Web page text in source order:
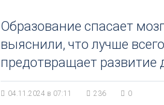
Образование спасает
выяснили, что лучше всего
предотвращает развитие
04.11.2024 в 07:11 236 0